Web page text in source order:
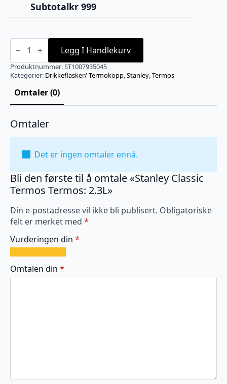
Subtotalkr 999
Stanley
Classic
Termos:
2.3L
antall
Legg I Handlekurv
Produktnummer:ST1007935045
Kategorier: Drikkeflasker/ Termokopp,Stanley,Termos
Omtaler (0)
Omtaler
Det er ingen omtaler ennå.
Bli den første til å omtale «Stanley Classic
Termos Termos: 2.3L»
Din e-postadresse vil ikke bli publisert. Obligatoriske
felt er merket med *
Vurderingen din *
av
5
av
5
av
5
av
5
av
5
Omtalen din *